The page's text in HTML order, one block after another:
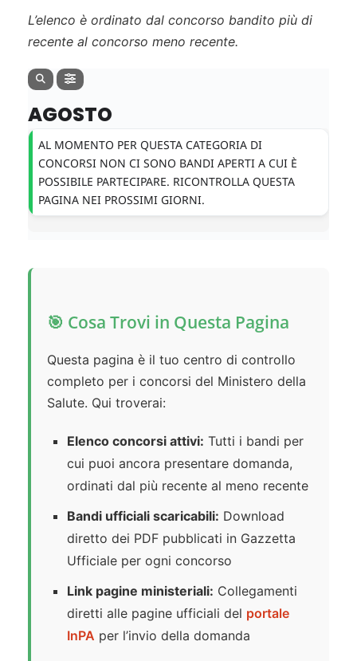
L’elenco è ordinato dal concorso bandito più di
recente al concorso meno recente.
AGOSTO
AL MOMENTO PER QUESTA CATEGORIA DI
CONCORSI NON CI SONO BANDI APERTI A CUI È
POSSIBILE PARTECIPARE. RICONTROLLA QUESTA
PAGINA NEI PROSSIMI GIORNI.
🎯 Cosa Trovi in Questa Pagina
Questa pagina è il tuo centro di controllo
completo per i concorsi del Ministero della
Salute. Qui troverai:
Elenco concorsi attivi: Tutti i bandi per
cui puoi ancora presentare domanda,
ordinati dal più recente al meno recente
Bandi ufficiali scaricabili: Download
diretto dei PDF pubblicati in Gazzetta
Ufficiale per ogni concorso
Link pagine ministeriali: Collegamenti
diretti alle pagine ufficiali del portale
InPA per l’invio della domanda